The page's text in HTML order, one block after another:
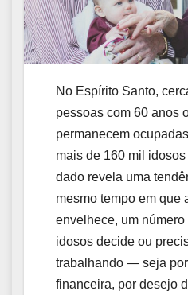
No Espírito Santo,
pessoas com 60 anos
permanecem
mais de 160 mil
dado revela uma
mesmo tempo em que
envelhece, um
idosos decide ou
trabalhando — seja
financeira, por desejo